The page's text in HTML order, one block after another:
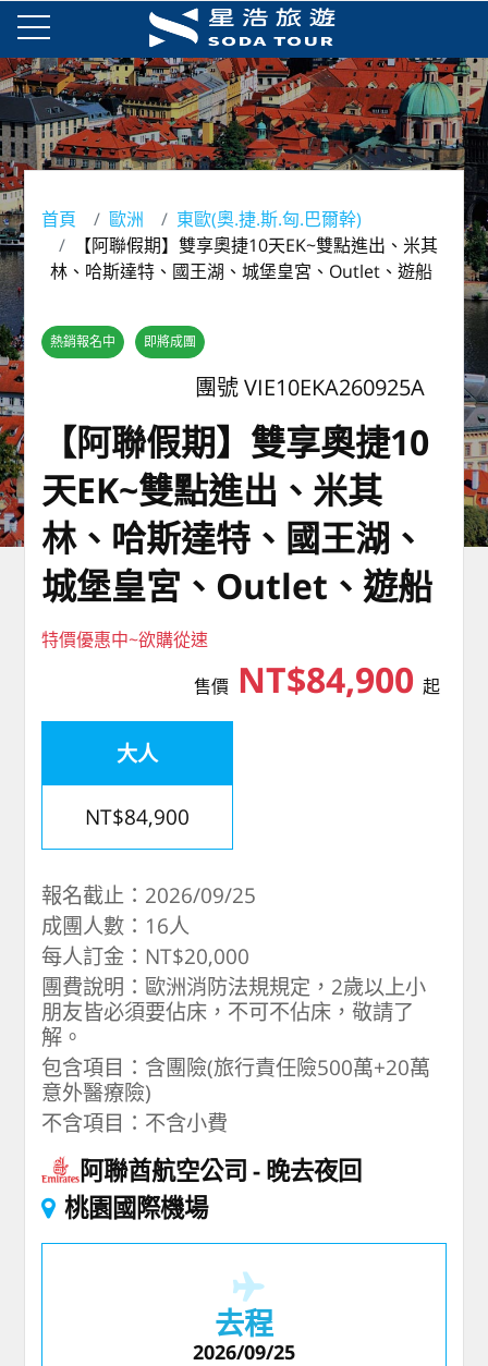
首頁 歐洲
東歐(奧.捷.斯.匈.巴爾幹)
【阿聯假期】雙享奧捷10天EK~雙點進出、米其
林、哈斯達特、國王湖、城堡皇宮、Outlet、遊船
熱銷報名中 即將成團
團號 VIE10EKA260925A
【阿聯假期】雙享奧捷10
天EK~雙點進出、米其
林、哈斯達特、國王湖、
城堡皇宮、Outlet、遊船
特價優惠中~欲購從速
售價NT$84,900 起
大人
NT$84,900
報名截止：2026/09/25
成團人數：16人
每人訂金：NT$20,000
團費說明：歐洲消防法規規定，2歲以上小
朋友皆必須要佔床，不可不佔床，敬請了
解。
包含項目：含團險(旅行責任險500萬+20萬
意外醫療險)
不含項目：不含小費
阿聯酋航空公司
晚去夜回
桃園國際機場
去程
2026/09/25